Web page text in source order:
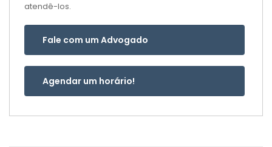
atendê-los.
Fale com um Advogado
Agendar um horário!